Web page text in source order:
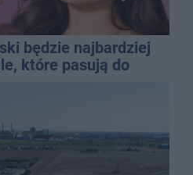
będzie najbardziej
które pasują do